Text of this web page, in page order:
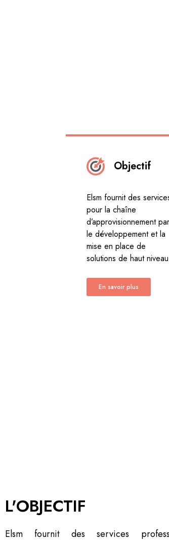
Objectif
Elsm fournit des
pour la chaîne
d’approvisionnement par
le développement et la
mise en place de
solutions de haut
En savoir plus
L'OBJECTIF
Elsm fournit des services